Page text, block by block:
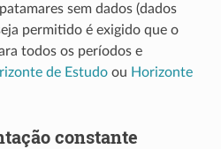
sem dados (dados
permitido é exigido que o
todos os períodos e
de Estudoou Horizonte
constante